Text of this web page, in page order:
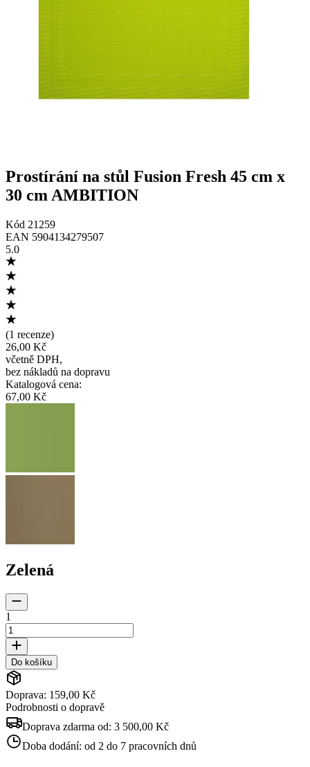
Prostírání na stůl Fusion Fresh 45 cm x
30 cm AMBITION
Kód 21259
EAN 5904134279507
5.0
(1 recenze)
26,00 Kč
včetně DPH,
bez nákladů na dopravu
Katalogová cena:
67,00 Kč
Zelená
1
Do košíku
Doprava: 159,00 Kč
Podrobnosti o dopravě
Doprava zdarma od: 3 500,00 Kč
Doba dodání: od 2 do 7 pracovních dnů